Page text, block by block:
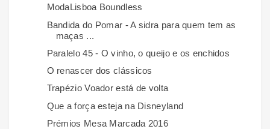
ModaLisboa Boundless
Bandida do Pomar - A sidra para quem tem as
maças ...
Paralelo 45 - O vinho, o queijo e os enchidos
O renascer dos clássicos
Trapézio Voador está de volta
Que a força esteja na Disneyland
Prémios Mesa Marcada 2016